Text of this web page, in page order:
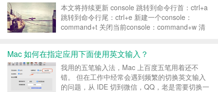
本文将持续更新 console 跳转到命令行首：ctrl+a
跳转到命令行尾：ctrl+e 新建一个console：
command+t 关闭当前console：command+w 清
Mac 如何在指定应用下面使用英文输入？
我用的五笔输入法，Mac 上百度五笔用着还不
错。 但在工作中经常会遇到频繁的切换英文输入
的问题，从 IDE 切到微信，QQ，老是需要切换一